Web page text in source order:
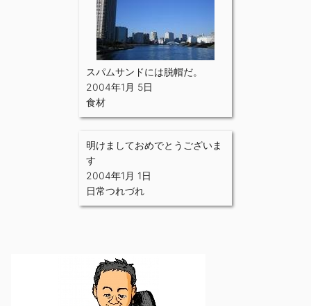
スパムサンドには脱帽だ。
2004年1月 5日
食材
明けましておめでとうございま
す
2004年1月 1日
日常つれづれ